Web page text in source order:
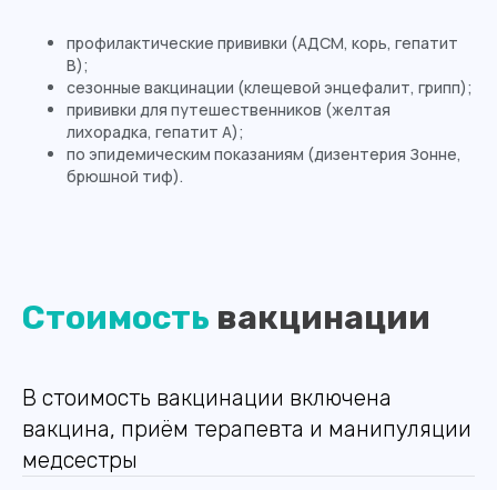
профилактические прививки (АДСМ, корь, гепатит
В);
сезонные вакцинации (клещевой энцефалит, грипп);
прививки для путешественников (желтая
лихорадка, гепатит А);
по эпидемическим показаниям (дизентерия Зонне,
брюшной тиф).
Стоимость вакцинации
В стоимость вакцинации включена
вакцина, приём терапевта и манипуляции
медсестры